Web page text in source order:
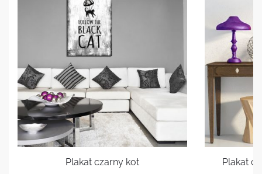
Plakat czarny kot Plakat